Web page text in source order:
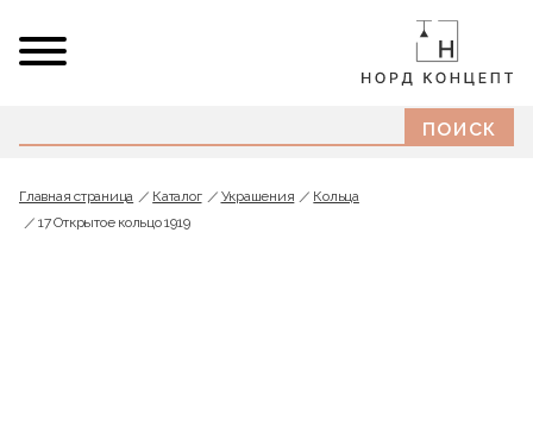
Главная страница Каталог Украшения
Кольца
17 Открытое кольцо 1919